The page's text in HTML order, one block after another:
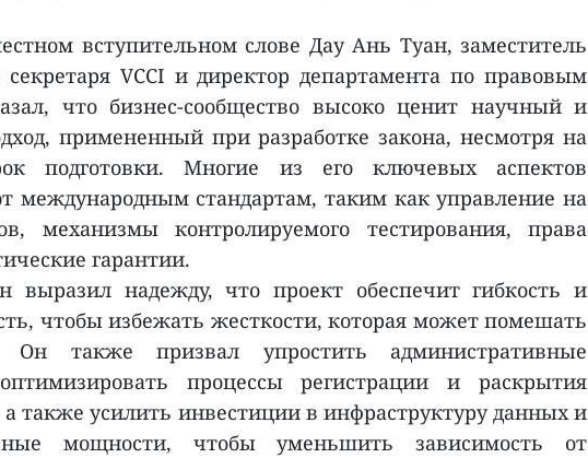
вступительном слове Дау Ань Туан, заместитель
секретаря VCCI и директор департамента по правовым
что бизнес-сообщество высоко ценит научный и
примененный при разработке закона, несмотря на
подготовки. Многие из его ключевых аспектов
международным стандартам, таким как управление на
механизмы контролируемого тестирования, права
гарантии.
выразил надежду, что проект обеспечит гибкость и
чтобы избежать жесткости, которая может помешать
Он также призвал упростить административные
процессы регистрации и раскрытия
также усилить инвестиции в инфраструктуру данных и
мощности, чтобы уменьшить зависимость от